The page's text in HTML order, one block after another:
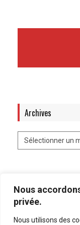
Nous
privée.
Nous utilisons des
Archives